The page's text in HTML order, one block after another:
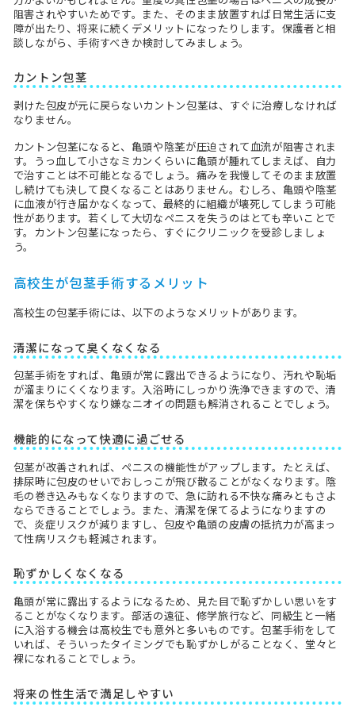
阻害されやすいためです。また、そのまま放置すれば日常生活に支
障が出たり、将来に続くデメリットになったりします。保護者と相
談しながら、手術すべきか検討してみましょう。
カントン包茎
剥けた包皮が元に戻らないカントン包茎は、すぐに治療しなければ
なりません。
カントン包茎になると、亀頭や陰茎が圧迫されて血流が阻害されま
す。うっ血して小さなミカンくらいに亀頭が腫れてしまえば、自力
で治すことは不可能となるでしょう。痛みを我慢してそのまま放置
し続けても決して良くなることはありません。むしろ、亀頭や陰茎
に血液が行き届かなくなって、最終的に組織が壊死してしまう可能
性があります。若くして大切なペニスを失うのはとても辛いことで
す。カントン包茎になったら、すぐにクリニックを受診しましょ
う。
高校生が包茎手術するメリット
高校生の包茎手術には、以下のようなメリットがあります。
清潔になって臭くなくなる
包茎手術をすれば、亀頭が常に露出できるようになり、汚れや恥垢
が溜まりにくくなります。入浴時にしっかり洗浄できますので、清
潔を保ちやすくなり嫌なニオイの問題も解消されることでしょう。
機能的になって快適に過ごせる
包茎が改善されれば、ペニスの機能性がアップします。たとえば、
排尿時に包皮のせいでおしっこが飛び散ることがなくなります。陰
毛の巻き込みもなくなりますので、急に訪れる不快な痛みともさよ
ならできることでしょう。また、清潔を保てるようになりますの
で、炎症リスクが減りますし、包皮や亀頭の皮膚の抵抗力が高まっ
て性病リスクも軽減されます。
恥ずかしくなくなる
亀頭が常に露出するようになるため、見た目で恥ずかしい思いをす
ることがなくなります。部活の遠征、修学旅行など、同級生と一緒
に入浴する機会は高校生でも意外と多いものです。包茎手術をして
いれば、そういったタイミングでも恥ずかしがることなく、堂々と
裸になれることでしょう。
将来の性生活で満足しやすい